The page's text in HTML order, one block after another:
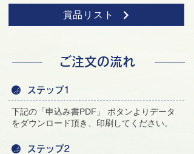
賞品リスト
ご注文の流れ
ステップ1
下記の「申込み書PDF」 ボタンよりデータ
をダウンロード頂き、印刷してください。
ステップ2